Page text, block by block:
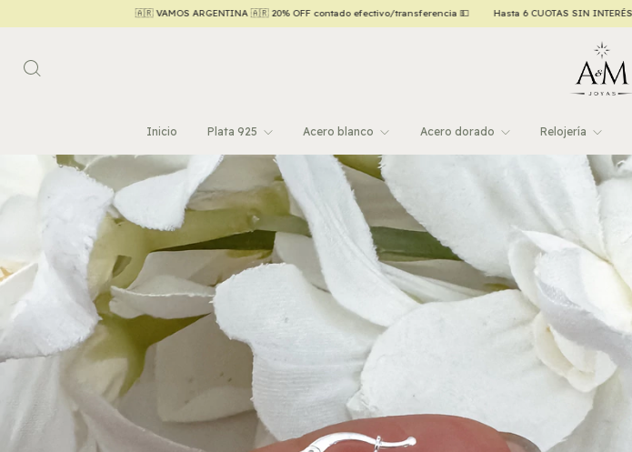
🇦🇷 VAMOS ARGENTINA 🇦🇷 20% OFF contado efectivo/transferencia 💵 Hasta 6 CUOTAS SIN INTERÉS con tarjetas de crédito 💳
Inicio Plata 925 Acero blanco Acero dorado Relojería